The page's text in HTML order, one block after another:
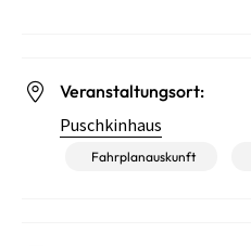
Veranstaltungsort:
Puschkinhaus
Fahrplanauskunft